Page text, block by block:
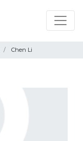
Chen Li